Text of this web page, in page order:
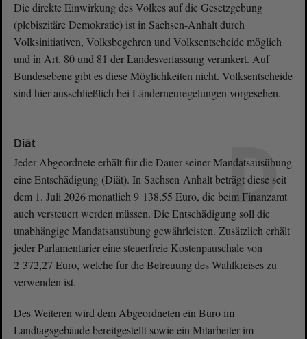
Die direkte Einwirkung des Volkes auf die Gesetzgebung
(plebiszitäre Demokratie) ist in Sachsen-Anhalt durch
Volksinitiativen, Volksbegehren und Volksentscheide möglich
und in Art. 80 und 81 der Landesverfassung verankert. Auf
Bundesebene gibt es diese Möglichkeiten nicht. Volksentscheide
sind hier ausschließlich bei Länderneuregelungen vorgesehen.
D
Diät
Jeder Abgeordnete erhält für die Dauer seiner Mandatsausübung
eine Entschädigung (Diät). In Sachsen-Anhalt beträgt diese seit
dem 1. Juli 2026 monatlich 9 138,55 Euro, die beim Finanzamt
auch versteuert werden müssen. Die Entschädigung soll die
unabhängige Mandatsausübung gewährleisten. Zusätzlich erhält
jeder Parlamentarier eine steuerfreie Kostenpauschale von
2 372,27 Euro, welche für die Betreuung des Wahlkreises zu
verwenden ist.
Des Weiteren wird dem Abgeordneten ein Büro im
Landtagsgebäude bereitgestellt sowie ein Mitarbeiter im